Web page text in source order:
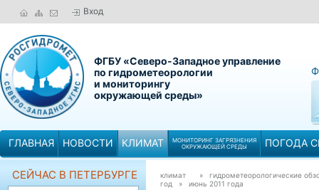
Вход
ФГБУ «Северо-Западное управление
по гидрометеорологии
и мониторингу
окружающей среды»
ГЛАВНАЯ НОВОСТИ КЛИМАТ
МОНИТОРИНГ ЗАГРЯЗНЕНИЯ
ОКРУЖАЮЩЕЙ СРЕДЫ
ПОГОДА
СЕЙЧАС В ПЕТЕРБУРГЕ климат
» гидрометеорологические
год » июнь 2011 года